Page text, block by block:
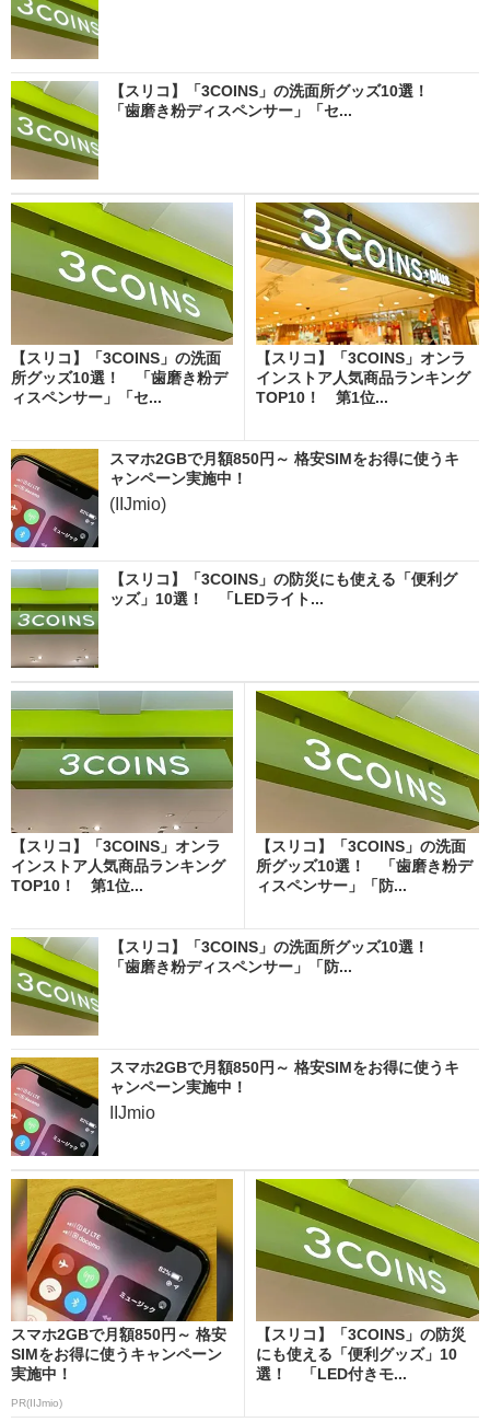
【スリコ】「3COINS」の洗面所グッズ10選！
「歯磨き粉ディスペンサー」「セ...
【スリコ】「3COINS」の洗面
所グッズ10選！ 「歯磨き粉デ
ィスペンサー」「セ...
【スリコ】「3COINS」オンラ
インストア人気商品ランキング
TOP10！ 第1位...
スマホ2GBで月額850円～ 格安SIMをお得に使うキ
ャンペーン実施中！
(IIJmio)
【スリコ】「3COINS」の防災にも使える「便利グ
ッズ」10選！ 「LEDライト...
【スリコ】「3COINS」オンラ
インストア人気商品ランキング
TOP10！ 第1位...
【スリコ】「3COINS」の洗面
所グッズ10選！ 「歯磨き粉デ
ィスペンサー」「防...
【スリコ】「3COINS」の洗面所グッズ10選！
「歯磨き粉ディスペンサー」「防...
スマホ2GBで月額850円～ 格安SIMをお得に使うキ
ャンペーン実施中！
IIJmio
スマホ2GBで月額850円～ 格安
SIMをお得に使うキャンペーン
実施中！
PR(IIJmio)
【スリコ】「3COINS」の防災
にも使える「便利グッズ」10
選！ 「LED付きモ...